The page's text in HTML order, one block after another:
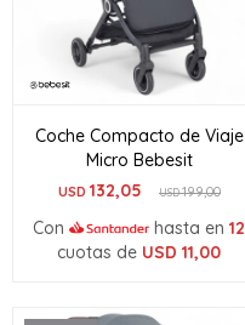
Coche Compacto de Viaje
Micro Bebesit
USD 132,05 USD199,00
Con hasta en 12
cuotas de USD 11,00